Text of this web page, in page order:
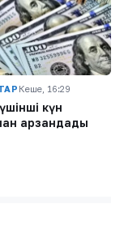
Кеше, 16:29
күн
арзандады